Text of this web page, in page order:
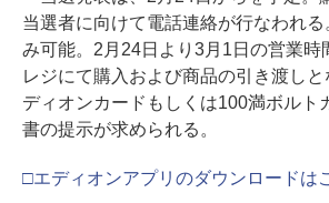
当選者に向けて電話連絡が行なわれ
み可能。2月24日より3月1日の営業時
レジにて購入および商品の引き渡し
ディオンカードもしくは100満ボルト
書の提示が求められる。
□エディオンアプリのダウンロードは